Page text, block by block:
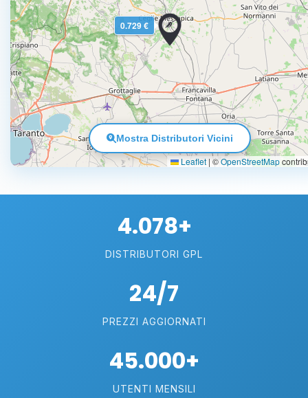
0.729 €
Leaflet | ©OpenStreetMap
Mostra Distributori Vicini
4.078+
DISTRIBUTORI GPL
24/7
PREZZI AGGIORNATI
45.000+
UTENTI MENSILI